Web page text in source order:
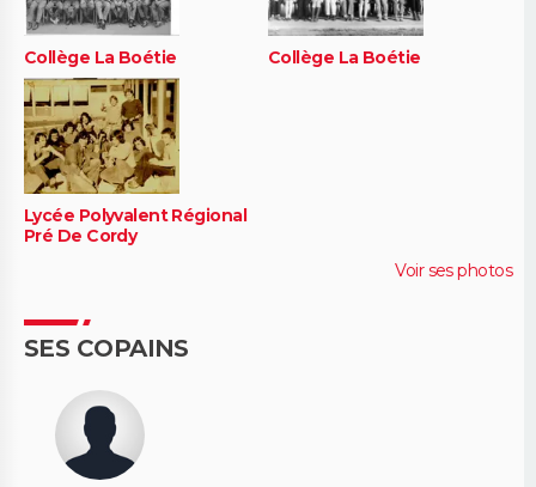
Collège La Boétie Collège La Boétie
Lycée Polyvalent Régional
Pré De Cordy
Voir ses photos
SES COPAINS